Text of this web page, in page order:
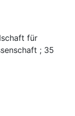
für
; 35